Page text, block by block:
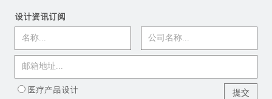
设计资讯订阅
医疗产品设计